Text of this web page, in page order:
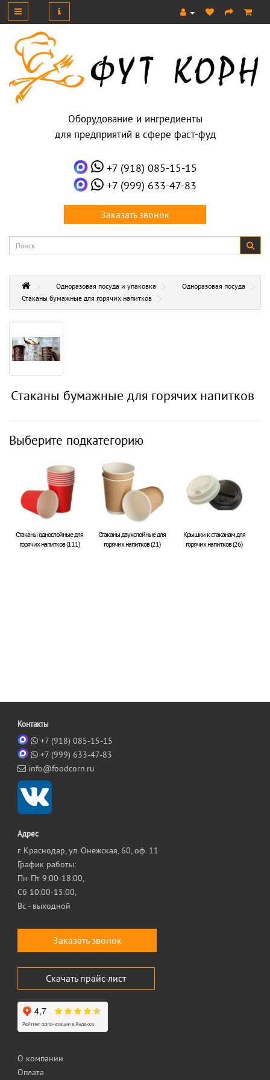
Оборудование и ингредиенты
для предприятий в сфере фаст-фуд
+7 (918) 085-15-15
+7 (999) 633-47-83
Заказать звонок
Одноразовая посуда и упаковка
Одноразовая посуда
Стаканы бумажные для горячих напитков
Стаканы бумажные для горячих напитков
Выберите подкатегорию
Стаканы однослойные для
горячих напитков (111)
Стаканы двухслойные для
горячих напитков (21)
Крышки к стаканам для
горячих напитков (26)
Контакты
+7 (918) 085-15-15
+7 (999) 633-47-83
info@foodcorn.ru
Адрес
г. Краснодар, ул. Онежская, 60, оф. 11
График работы:
Пн-Пт 9:00-18:00,
Сб 10:00-15:00,
Вс - выходной
Заказать звонок
Скачать прайс-лист
О компании
Оплата